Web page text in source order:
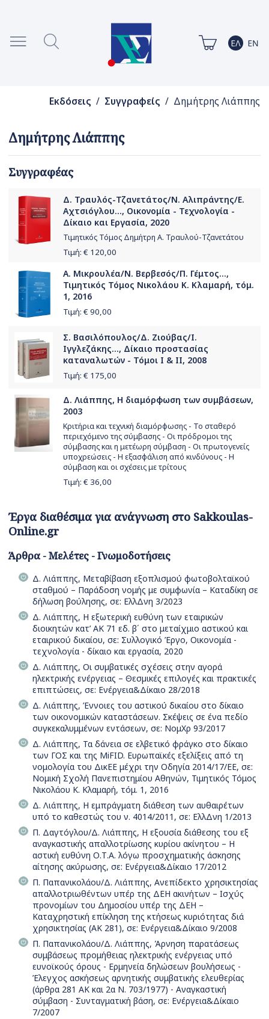
Εκδόσεις / Συγγραφείς / Δημήτρης Λιάππης
Δημήτρης Λιάππης
Συγγραφέας
Δ. Τραυλός-Τζανετάτος/Ν. Αλιπράντης/Ε.
Αχτσιόγλου..., Οικονομία - Τεχνολογία -
Δίκαιο και Εργασία, 2020
Τιμητικός Τόμος Δημήτρη Α. Τραυλού-Τζανετάτου
Τιμή: € 120,00
Α. Μικρουλέα/Ν. Βερβεσός/Π. Γέμτος...,
Τιμητικός Τόμος Νικολάου Κ. Κλαμαρή, τόμ.
1, 2016
Τιμή: € 90,00
Σ. Βασιλόπουλος/Δ. Ζιούβας/Ι.
Ιγγλεζάκης..., Δίκαιο προστασίας
καταναλωτών - Τόμοι Ι & ΙΙ, 2008
Τιμή: € 175,00
Δ. Λιάππης, Η διαμόρφωση των συμβάσεων,
2003
Κριτήρια και τεχνική διαμόρφωσης - Το σταθερό
περιεχόμενο της σύμβασης - Οι πρόδρομοι της
σύμβασης και η μετέωρη σύμβαση - Οι πρωτογενείς
υποχρεώσεις - Η εξασφάλιση από κινδύνους - Η
σύμβαση και οι σχέσεις με τρίτους
Τιμή: € 36,00
Έργα διαθέσιμα για ανάγνωση στο Sakkoulas-
Online.gr
Άρθρα - Μελέτες - Γνωμοδοτήσεις
Δ. Λιάππης, Μεταβίβαση εξοπλισμού φωτοβολταϊκού
σταθμού – Παράδοση νομής με συμφωνία – Καταδίκη σε
δήλωση βούλησης, σε: ΕλλΔνη 3/2023
Δ. Λιάππης, Η εξωτερική ευθύνη των εταιρικών
διοικητών κατ’ ΑΚ 71 εδ. β΄ στο μεταίχμιο αστικού και
εταιρικού δικαίου, σε: Συλλογικό Έργο, Οικονομία -
τεχνολογία - δίκαιο και εργασία, 2020
Δ. Λιάππης, Οι συµβατικές σχέσεις στην αγορά
ηλεκτρικής ενέργειας – Θεσµικές επιλογές και πρακτικές
επιπτώσεις, σε: Ενέργεια&Δίκαιο 28/2018
Δ. Λιάππης, Έννοιες του αστικού δικαίου στο δίκαιο
των οικονομικών καταστάσεων. Σκέψεις σε ένα πεδίο
συγκεκαλυμμένων εντάσεων, σε: ΝομΧρ 93/2017
Δ. Λιάππης, Τα δάνεια σε ελβετικό φράγκο στο δίκαιο
των ΓΟΣ και της MiFID. Ευρωπαϊκές εξελίξεις από τη
νομολογία του ΔικΕΕ μέχρι την Οδηγία 2014/17/ΕΕ, σε:
Νομική Σχολή Πανεπιστημίου Αθηνών, Τιμητικός Τόμος
Νικολάου Κ. Κλαμαρή, τόμ. 1, 2016
Δ. Λιάππης, Η εμπράγματη διάθεση των αυθαιρέτων
υπό το καθεστώς του ν. 4014/2011, σε: ΕλλΔνη 1/2013
Π. Δαγτόγλου/Δ. Λιάππης, Η εξουσία διάθεσης του εξ
αναγκαστικής απαλλοτρίωσης κυρίου ακίνητου – Η
αστική ευθύνη Ο.Τ.Α. λόγω προσχηματικής άσκησης
αίτησης ακύρωσης, σε: Ενέργεια&Δίκαιο 17/2012
Π. Παπανικολάου/Δ. Λιάππης, Ανεπίδεκτο χρησικτησίας
απαλλοτριωθέντων υπέρ της ΔΕΗ ακινήτων – Ισχύς
προνομίων του Δημοσίου υπέρ της ΔΕΗ –
Καταχρηστική επίκληση της κτήσεως κυριότητας διά
χρησικτησίας (ΑΚ 281), σε: Ενέργεια&Δίκαιο 9/2008
Π. Παπανικολάου/Δ. Λιάππης, Άρνηση παρατάσεως
συμβάσεως προμήθειας ηλεκτρικής ενέργειας υπό
ευνοϊκούς όρους - Ερμηνεία δηλώσεων βουλήσεως -
Έλεγχος ασκήσεως αρνητικής συμβατικής ελευθερίας
(άρθρα 281 ΑΚ και 2α Ν. 703/1977) - Αναγκαστική
σύμβαση - Συνταγματική βάση, σε: Ενέργεια&Δίκαιο
7/2007